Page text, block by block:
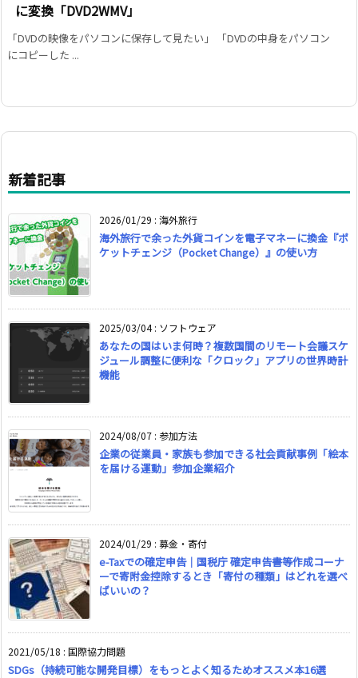
に変換「DVD2WMV」
「DVDの映像をパソコンに保存して見たい」 「DVDの中身をパソコン
にコピーした ...
新着記事
2026/01/29 : 海外旅行
海外旅行で余った外貨コインを電子マネーに換金『ポ
ケットチェンジ（Pocket Change）』の使い方
2025/03/04: ソフトウェア
あなたの国はいま何時？複数国間のリモート会議スケ
ジュール調整に便利な「クロック」アプリの世界時計
機能
2024/08/07 : 参加方法
企業の従業員・家族も参加できる社会貢献事例「絵本
を届ける運動」参加企業紹介
2024/01/29 : 募金・寄付
e-Taxでの確定申告｜国税庁 確定申告書等作成コーナ
ーで寄附金控除するとき「寄付の種類」はどれを選べ
ばいいの？
2021/05/18 : 国際協力問題
SDGs（持続可能な開発目標）をもっとよく知るためオススメ本16選